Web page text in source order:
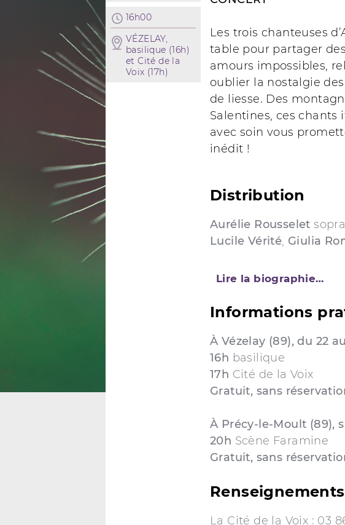
16h00
VÉZELAY,
basilique (16h)
et Cité de la
Voix (17h)
Les trois chanteuses
table pour partager
amours impossibles,
oublier la nostalgie
de liesse. Des
Salentines, ces
avec soin vous
inédit !
Distribution
Aurélie Rousselet
Lucile Vérité, Giulia
Lire la biographie…
Informations
À Vézelay (89), du 22
16h basilique
17h Cité de la Voix
Gratuit, sans
À Précy-le-Moult (89),
20h Scène Faramine
Gratuit, sans
Renseignements
La Cité de la Voix : 03